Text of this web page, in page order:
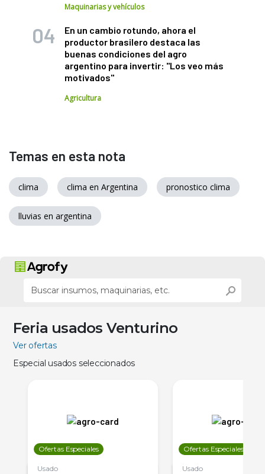
Maquinarias y vehículos
En un cambio rotundo, ahora el
productor brasilero destaca las
buenas condiciones del agro
argentino para invertir: "Los veo más
motivados"
Agricultura
Temas en esta nota
clima clima en Argentina pronostico clima
lluvias en argentina
Feria usados Venturino
Ver ofertas
Especial usados seleccionados
Ofertas Especiales
Usado
Ofertas Especiales
Usado